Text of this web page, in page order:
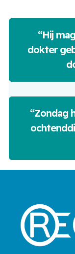
“Hij
dokter
“Zondag